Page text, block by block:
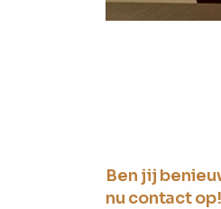
Ben jij
nu contact op!